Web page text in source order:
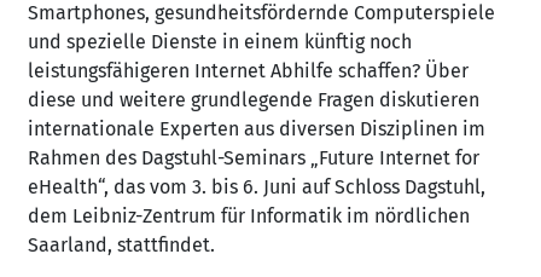
Smartphones, gesundheitsfördernde Computerspiele
und spezielle Dienste in einem künftig noch
leistungsfähigeren Internet Abhilfe schaffen? Über
diese und weitere grundlegende Fragen diskutieren
internationale Experten aus diversen Disziplinen im
Rahmen des Dagstuhl-Seminars „Future Internet for
eHealth“, das vom 3. bis 6. Juni auf Schloss Dagstuhl,
dem Leibniz-Zentrum für Informatik im nördlichen
Saarland, stattfindet.